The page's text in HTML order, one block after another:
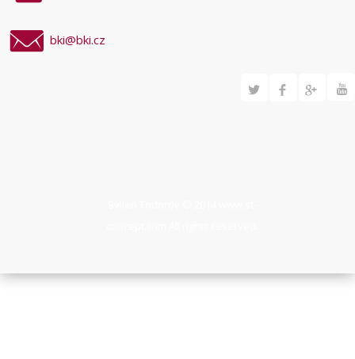
bki@bki.cz